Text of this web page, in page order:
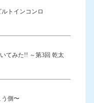
トインコンロ
てみた!! ～第3回 乾太
う側〜